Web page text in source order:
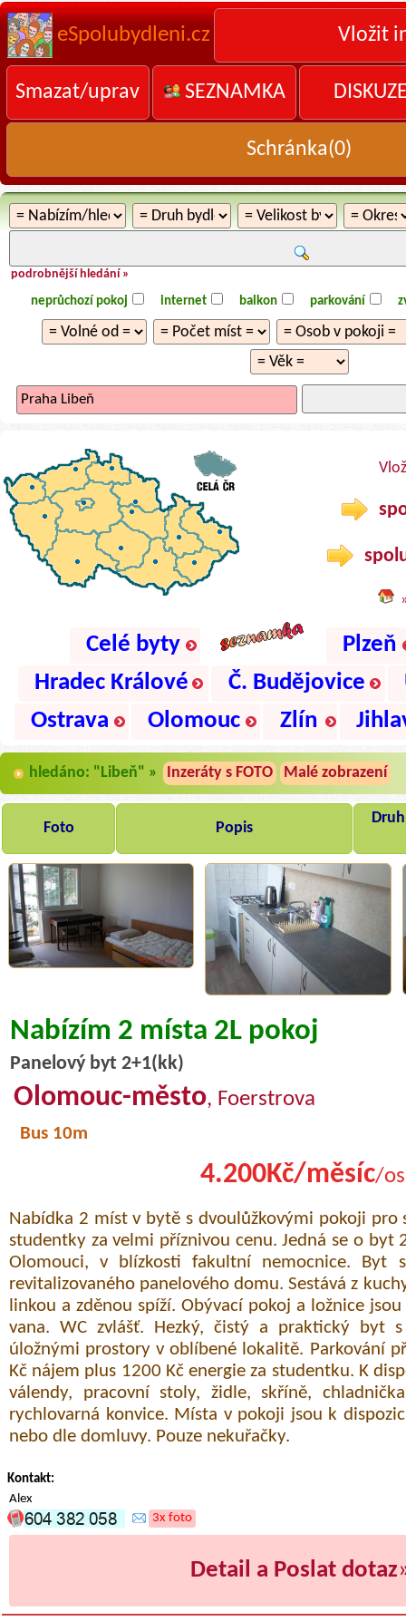
eSpolubydleni.cz Vložit
Smazat/uprav SEZNAMKA
Schránka(0)
podrobnější hledání »
neprůchozí pokoj internet balkon parkování
Celé byty
Plzeň
Hradec Králové
Č. Budějovice
Ostrava
Olomouc Zlín
hledáno: "Libeň" » Inzeráty s FOTO Malé zobrazení
Foto Popis
Nabízím 2 místa 2L pokoj
Panelový byt 2+1(kk)
Olomouc-město, Foerstrova
Bus 10m
4.200Kč/měsíc/
Nabídka 2 míst v bytě s dvoulůžkovými pokoji pro
studentky za velmi příznivou cenu. Jedná se o byt
Olomouci, v blízkosti fakultní nemocnice. Byt
revitalizovaného panelového domu. Sestává z
linkou a zděnou spíží. Obývací pokoj a ložnice
vana. WC zvlášť. Hezký, čistý a praktický byt
úložnými prostory v oblíbené lokalitě. Parkování
Kč nájem plus 1200 Kč energie za studentku. K
válendy, pracovní stoly, židle, skříně,
rychlovarná konvice. Místa v pokoji jsou k
nebo dle domluvy. Pouze nekuřačky.
Kontakt:
Alex
3x foto
Detail a Poslat dotaz